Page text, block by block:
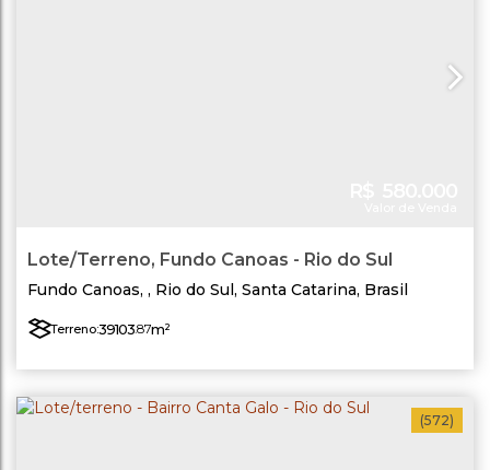
Lote/Terreno, Fundo Canoas - Rio do Sul
Fundo Canoas , Rio do Sul, Santa Catarina, Brasil
Terreno:39103.87m²
(572)